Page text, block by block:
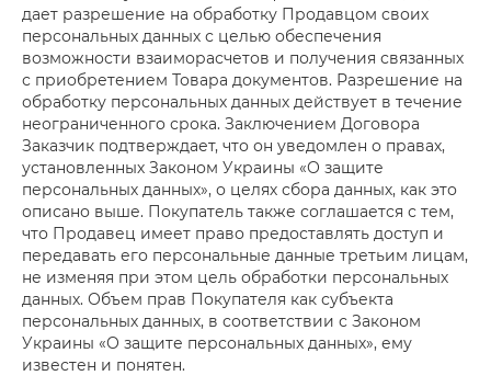
дает разрешение на обработку Продавцом своих
персональных данных с целью обеспечения
возможности взаиморасчетов и получения связанных
с приобретением Товара документов. Разрешение на
обработку персональных данных действует в течение
неограниченного срока. Заключением Договора
Заказчик подтверждает, что он уведомлен о правах,
установленных Законом Украины «О защите
персональных данных», о целях сбора данных, как это
описано выше. Покупатель также соглашается с тем,
что Продавец имеет право предоставлять доступ и
передавать его персональные данные третьим лицам,
не изменяя при этом цель обработки персональных
данных. Объем прав Покупателя как субъекта
персональных данных, в соответствии с Законом
Украины «О защите персональных данных», ему
известен и понятен.